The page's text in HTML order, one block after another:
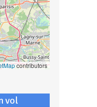
contributors
vol